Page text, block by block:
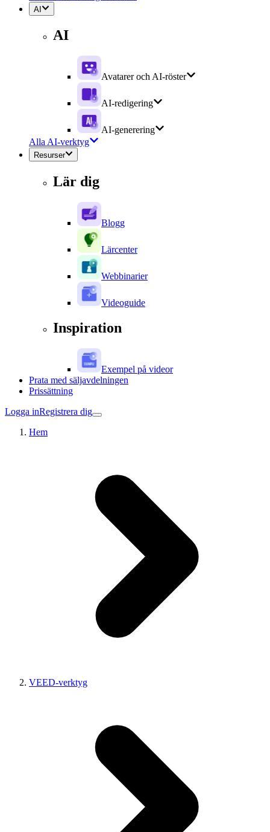
AI
AI
Avatarer och AI-röster
AI-redigering
AI-generering
Alla AI-verktyg
Resurser
Lär dig
Blogg
Lärcenter
Webbinarier
Videoguide
Inspiration
Exempel på videor
Prata med säljavdelningen
Prissättning
Logga inRegistrera dig
Hem
VEED-verktyg